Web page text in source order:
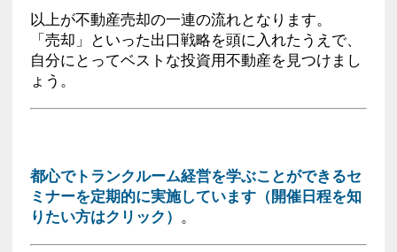
以上が不動産売却の一連の流れとなります。
「売却」といった出口戦略を頭に入れたうえで、
自分にとってベストな投資用不動産を見つけまし
ょう。
都心でトランクルーム経営を学ぶことができるセ
ミナーを定期的に実施しています（開催日程を知
りたい方はクリック） 。